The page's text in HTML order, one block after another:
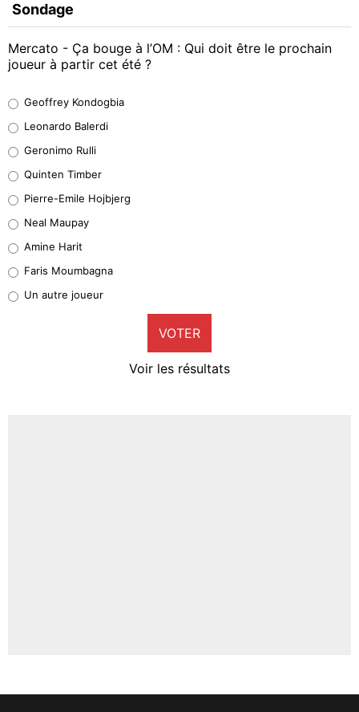
Sondage
Mercato - Ça bouge à l’OM : Qui doit être le prochain
joueur à partir cet été ?
38%
32%
5%
1%
9%
Geoffrey Kondogbia
Leonardo Balerdi
Geronimo Rulli
Quinten Timber
Pierre-Emile Hojbjerg
Neal Maupay
Amine Harit
Faris Moumbagna
Un autre joueur
VOTER
Voir les résultats